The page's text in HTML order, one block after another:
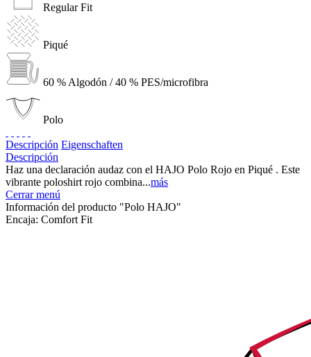
Regular Fit
Piqué
60 % Algodón / 40 % PES/microfibra
Polo
Descripción Eigenschaften
Descripción
Haz una declaración audaz con el HAJO Polo Rojo en Piqué . Este
vibrante poloshirt rojo combina...más
Cerrar menú
Información del producto "Polo HAJO"
Encaja: Comfort Fit